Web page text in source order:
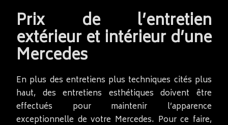
Prix de l’entretien
extérieur et intérieur d’une
Mercedes
En plus des entretiens plus techniques cités plus
haut, des entretiens esthétiques doivent être
effectués pour maintenir l’apparence
exceptionnelle de votre Mercedes. Pour ce faire,